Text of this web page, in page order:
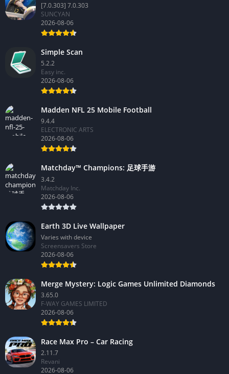
[7.0.303] 7.0.303
SUNCYAN
2026-08-06
Simple Scan
5.2.2
Easy inc.
2026-08-06
Madden NFL 25 Mobile Football
9.4.4
ELECTRONIC ARTS
2026-08-06
Matchday™ Champions: 足球手游
3.4.2
Matchday Inc.
2026-08-06
Earth 3D Live Wallpaper
Varies with device
Screensavers Store
2026-08-06
Merge Mystery: Logic Games Unlimited Diamonds
3.65.0
F-WAY GAMES LIMITED
2026-08-06
Race Max Pro – Car Racing
2.11.7
Revani
2026-08-06